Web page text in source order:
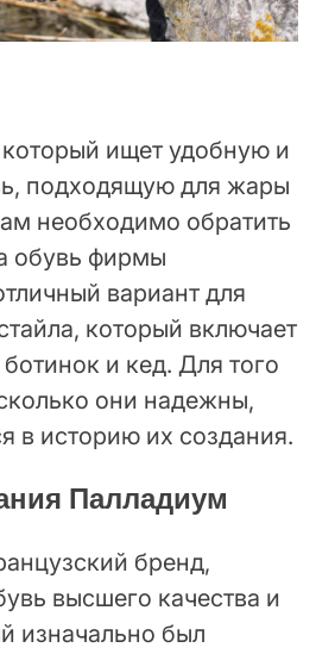
ищет удобную и
подходящую для жары
необходимо обратить
обувь фирмы
вариант для
который включает
и кед. Для того
они надежны,
в историю их создания.
Палладиум
бренд,
высшего качества и
изначально был